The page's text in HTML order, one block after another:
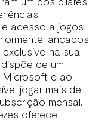
acesso a jogos
lançados
na sua
de um
Microsoft e ao
jogar mais de
mensal.
oferece